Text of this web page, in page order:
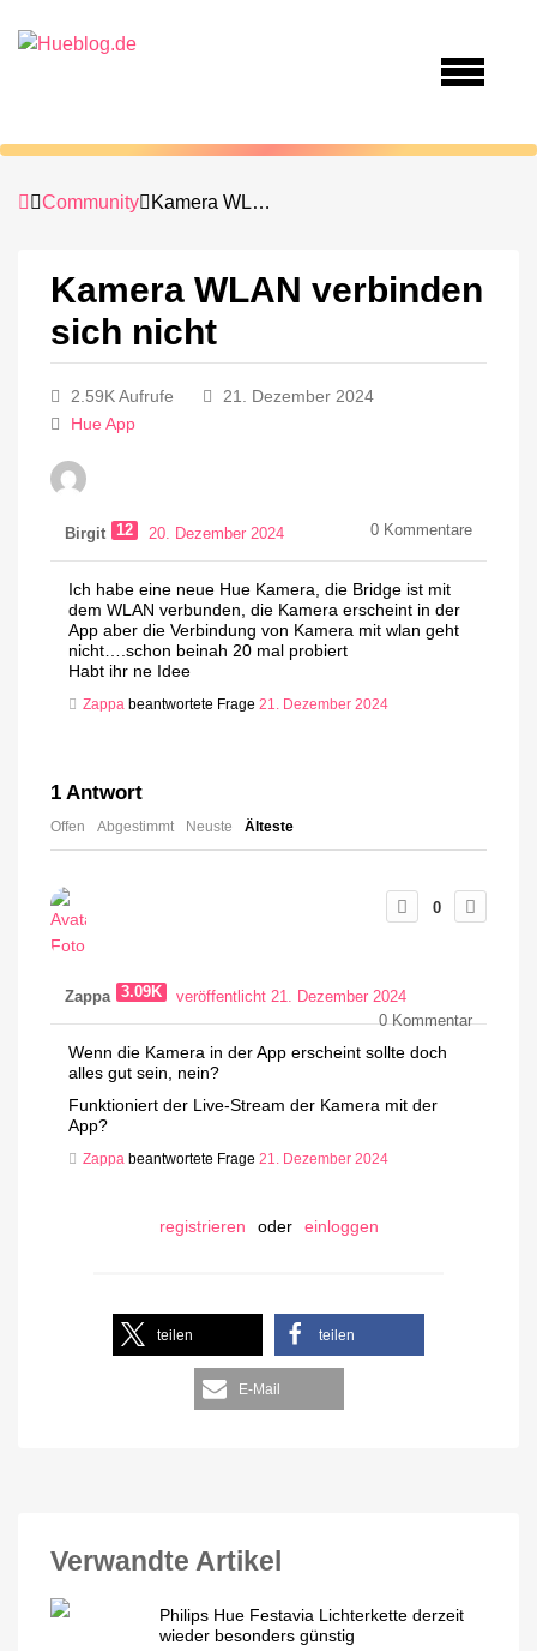
Community Kamera WLAN verbinden sich nicht
Kamera WLAN verbinden
sich nicht
2.59K Aufrufe
21. Dezember 2024
Hue App
Birgit 12 20. Dezember 2024 0 Kommentare
Ich habe eine neue Hue Kamera, die Bridge ist mit
dem WLAN verbunden, die Kamera erscheint in der
App aber die Verbindung von Kamera mit wlan geht
nicht….schon beinah 20 mal probiert
Habt ihr ne Idee
Zappa beantwortete Frage 21. Dezember 2024
1 Antwort
Offen Abgestimmt Neuste Älteste
0
Zappa 3.09K
veröffentlicht 21. Dezember 2024
0Kommentar
Wenn die Kamera in der App erscheint sollte doch
alles gut sein, nein?
Funktioniert der Live-Stream der Kamera mit der
App?
Zappa beantwortete Frage 21. Dezember 2024
registrieren oder einloggen
teilen teilen
E-Mail
Verwandte Artikel
Philips Hue Festavia Lichterkette derzeit
wieder besonders günstig